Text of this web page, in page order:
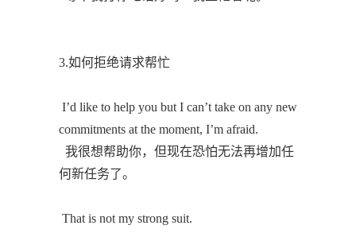
3.如何拒绝请求帮忙
I’d like to help you but I can’t take on any new
commitments at the moment, I’m afraid.
我很想帮助你，但现在恐怕无法再增加任
何新任务了。
That is not my strong suit.